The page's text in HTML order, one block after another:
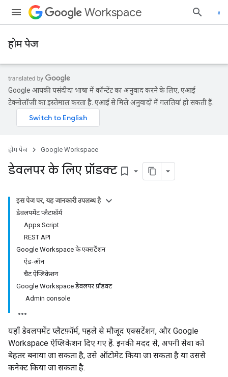
Workspace
होम पेज
Google आपकी पसंदीदा भाषा में कॉन्टेंट का अनुवाद करने के लिए, एआई
टेक्नोलॉजी का इस्तेमाल करता है. एआई से मिले अनुवादों में गलतियां हो सकती हैं.
होम पेज Google Workspace
डेवलपर के लिए प्रॉडक्ट bookmark_border
इस पेज पर, यह जानकारी उपलब्ध है
डेवलपमेंट प्लैटफ़ॉर्म
Apps Script
REST API
Google Workspace के एक्सटेंशन
ऐड-ऑन
चैट ऐप्लिकेशन
Google Workspace डेवलपर प्रॉडक्ट
Admin console
यहाँ डेवलपमेंट प्लैटफ़ॉर्म, पहले से मौजूद एक्सटेंशन, और Google
Workspace ऐप्लिकेशन दिए गए हैं. इनकी मदद से, अपनी सेवा को
बेहतर बनाया जा सकता है, उसे ऑटोमेट किया जा सकता है या उससे
कनेक्ट किया जा सकता है.